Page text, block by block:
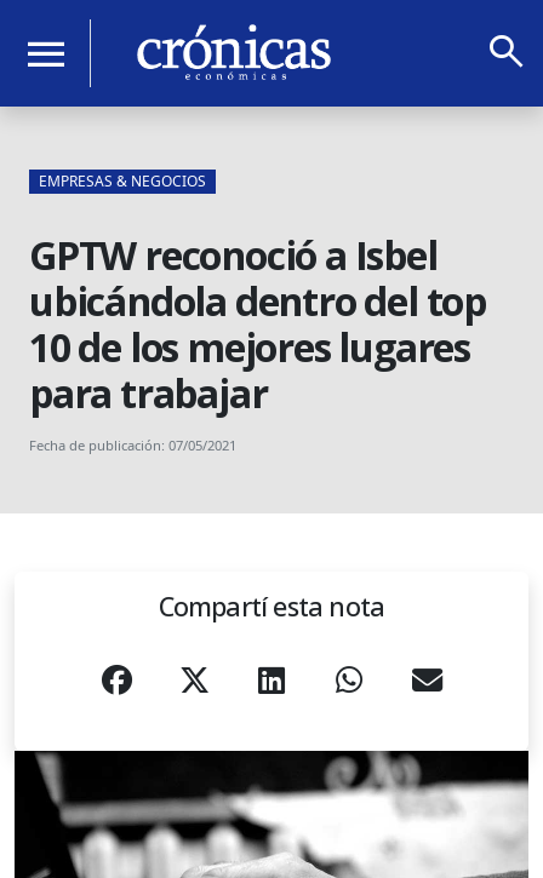
menu search
EMPRESAS & NEGOCIOS
GPTW reconoció a Isbel
ubicándola dentro del top
10 de los mejores lugares
para trabajar
Fecha de publicación: 07/05/2021
Compartí esta nota